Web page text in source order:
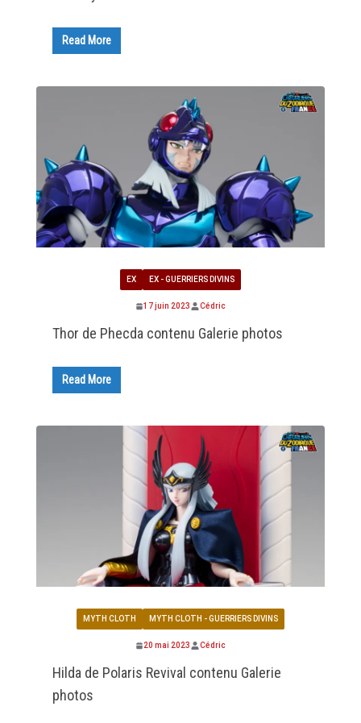
Read More
EX EX - GUERRIERS DIVINS
17 juin 2023 Cédric
Thor de Phecda contenu Galerie photos
Read More
MYTH CLOTH MYTH CLOTH - GUERRIERS DIVINS
20 mai 2023 Cédric
Hilda de Polaris Revival contenu Galerie
photos